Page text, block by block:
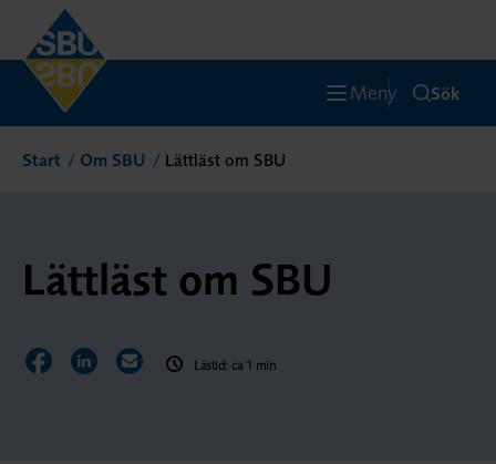
Meny Sök
Start Om SBU Lättläst om SBU
Lättläst om SBU
Dela sidan på Facebook
Dela sidan på LinkedIn
Dela sidan via E-post
Lästid: ca 1 min